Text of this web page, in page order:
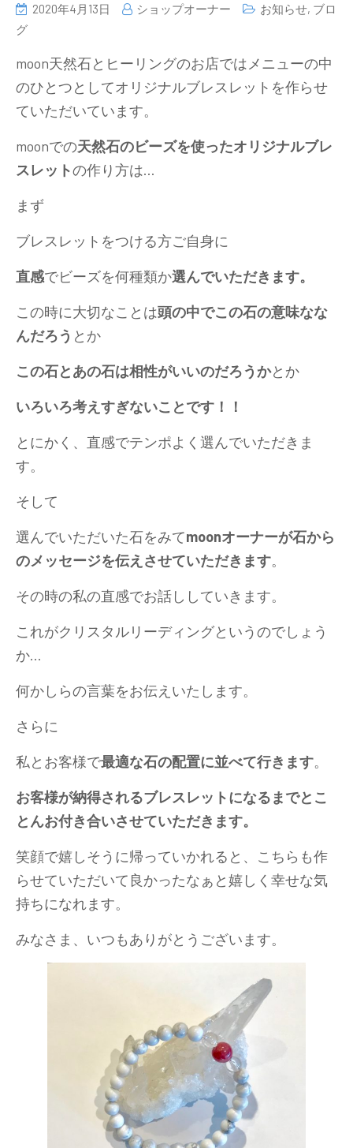
2020年4月13日 ショップオーナー お知らせ, ブロ
グ
moon天然石とヒーリングのお店ではメニューの中
のひとつとしてオリジナルブレスレットを作らせ
ていただいています。
moonでの天然石のビーズを使ったオリジナルブレ
スレットの作り方は…
まず
ブレスレットをつける方ご自身に
直感でビーズを何種類か選んでいただきます。
この時に大切なことは頭の中でこの石の意味なな
んだろう とか
この石とあの石は相性がいいのだろうかとか
いろいろ考えすぎないことです！！
とにかく、直感でテンポよく選んでいただきま
す。
そして
選んでいただいた石をみてmoonオーナーが石から
のメッセージを伝えさせていただきます。
その時の私の直感でお話ししていきます。
これがクリスタルリーディングというのでしょう
か…
何かしらの言葉をお伝えいたします。
さらに
私とお客様で最適な石の配置に並べて行きます。
お客様が納得されるブレスレットになるまでとこ
とんお付き合いさせていただきます。
笑顔で嬉しそうに帰っていかれると、こちらも作
らせていただいて良かったなぁと嬉しく幸せな気
持ちになれます。
みなさま、いつもありがとうございます。